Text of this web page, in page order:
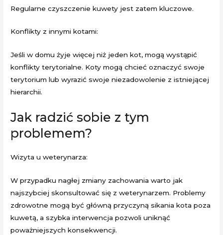
Regularne czyszczenie kuwety jest zatem kluczowe.
Konflikty z innymi kotami:
Jeśli w domu żyje więcej niż jeden kot, mogą wystąpić
konflikty terytorialne. Koty mogą chcieć oznaczyć swoje
terytorium lub wyrazić swoje niezadowolenie z istniejącej
hierarchii.
Jak radzić sobie z tym
problemem?
Wizyta u weterynarza:
W przypadku nagłej zmiany zachowania warto jak
najszybciej skonsultować się z weterynarzem. Problemy
zdrowotne mogą być główną przyczyną sikania kota poza
kuwetą, a szybka interwencja pozwoli uniknąć
poważniejszych konsekwencji.